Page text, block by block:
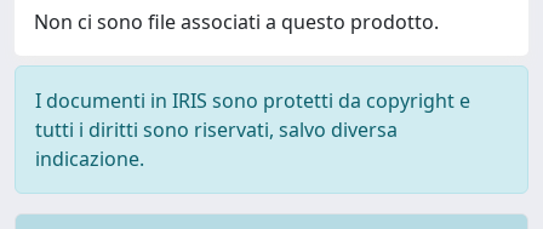
Non ci sono file associati a questo prodotto.
I documenti in IRIS sono protetti da copyright e
tutti i diritti sono riservati, salvo diversa
indicazione.